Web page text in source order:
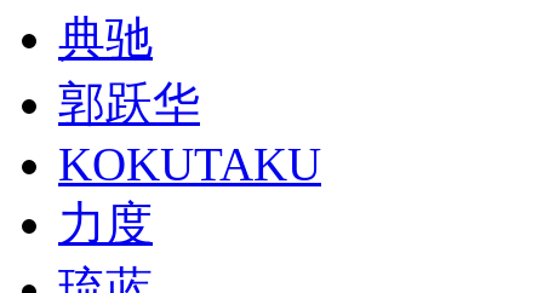
典驰
郭跃华
KOKUTAKU
力度